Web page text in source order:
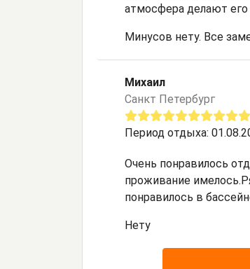
атмосфера делают
Минусов нету. Все
Михаил
Санкт Петербург
Период отдыха:
Очень понравилось
проживание
понравилось в
Нету